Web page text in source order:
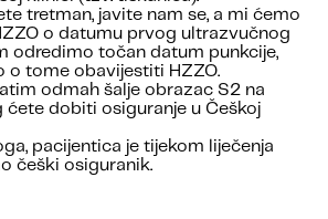
tretman, javite nam se, a mi ćemo
o datumu prvog ultrazvučnog
odredimo točan datum punkcije,
o tome obavijestiti HZZO.
odmah šalje obrazac S2 na
ćete dobiti osiguranje u Češkoj
pacijentica je tijekom liječenja
češki osiguranik.